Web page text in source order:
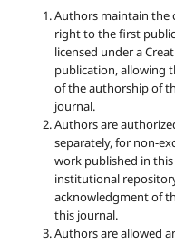
Authors maintain the
right to the first
licensed under a
publication, allowing
of the authorship of
journal.
Authors are
separately, for non-
work published in
institutional
acknowledgment of
this journal.
Authors are allowed